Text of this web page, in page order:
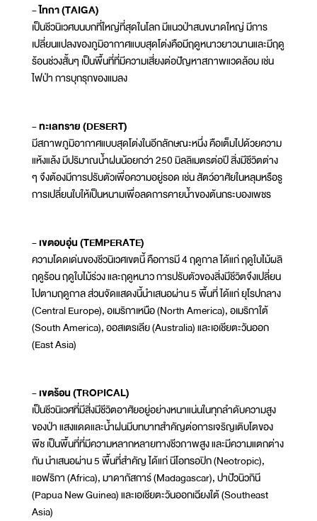
- ไทกา (TAIGA)
เป็นชีวนิเวศบนบกที่ใหญ่ที่สุดในโลก มีแนวป่าสนขนาดใหญ่ มีการ
เปลี่ยนแปลงของภูมิอากาศแบบสุดโต่งคือมีฤดูหนาวยาวนานและมีฤดู
ร้อนช่วงสั้นๆ เป็นพื้นที่ที่มีความเสี่ยงต่อปัญหาสภาพแวดล้อม เช่น
ไฟป่า การบุกรุกของแมลง
- ทะเลทราย (DESERT)
มีสภาพภูมิอากาศแบบสุดโต่งในอีกลักษณะหนึ่ง คือเต็มไปด้วยความ
แห้งแล้ง มีปริมาณน้ำฝนน้อยกว่า 250 มิลลิเมตรต่อปี สิ่งมีชีวิตต่าง
ๆ จึงต้องมีการปรับตัวเพื่อความอยู่รอด เช่น สัตว์อาศัยในหลุมหรือรู
การเปลี่ยนใบให้เป็นหนามเพื่อลดการคายน้ำของต้นกระบองเพชร
- เขตอบอุ่น (TEMPERATE)
ความโดดเด่นของชีวนิเวศเขตนี้ คือการมี 4 ฤดูกาล ได้แก่ ฤดูใบไม้ผลิ
ฤดูร้อน ฤดูใบไม้ร่วง และฤดูหนาว การปรับตัวของสิ่งมีชีวิตจึงเปลี่ยน
ไปตามฤดูกาล ส่วนจัดแสดงนี้นำเสนอผ่าน 5 พื้นที่ ได้แก่ ยุโรปกลาง
(Central Europe), อเมริกาเหนือ (North America), อเมริกาใต้
(South America), ออสเตรเลีย (Australia) และเอเชียตะวันออก
(East Asia)
- เขตร้อน (TROPICAL)
เป็นชีวนิเวศที่มีสิ่งมีชีวิตอาศัยอยู่อย่างหนาแน่นในทุกลำดับความสูง
ของป่า แสงแดดและน้ำฝนมีบทบาทสำคัญต่อการเจริญเติบโตของ
พืช เป็นพื้นที่ที่มีความหลากหลายทางชีวภาพสูง และมีความแตกต่าง
กัน นำเสนอผ่าน 5 พื้นที่สำคัญ ได้แก่ นีโอทรอปิก (Neotropic),
แอฟริกา (Africa), มาดากัสการ์ (Madagascar), ปาปัวนิวกินี
(Papua New Guinea) และเอเชียตะวันออกเฉียงใต้ (Southeast
Asia)